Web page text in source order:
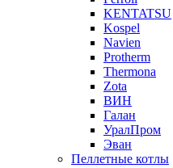
KENTATSU
Kospel
Navien
Protherm
Thermona
Zota
ВИН
Галан
УралПром
Эван
Пеллетные котлы